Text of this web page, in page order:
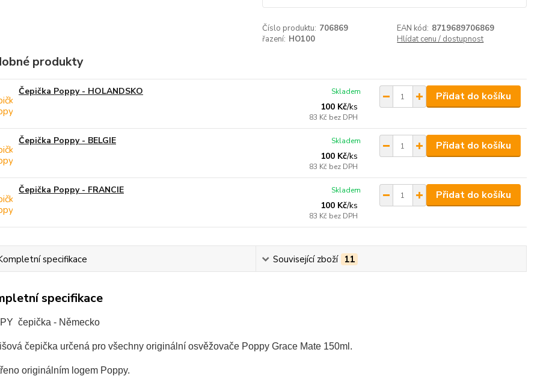
Číslo produktu: 706869 EAN kód: 8719689706869
řazení: HO100 Hlídat cenu / dostupnost
produkty
Čepička Poppy - HOLANDSKO
100 Kč/ks
83 Kč bez DPH
Skladem Přidat do košíku
Čepička Poppy - BELGIE
100 Kč/ks
83 Kč bez DPH
Skladem Přidat do košíku
Čepička Poppy - FRANCIE
100 Kč/ks
83 Kč bez DPH
Skladem Přidat do košíku
specifikace Související zboží 11
specifikace
čepička - Německo
čepička určená pro všechny originální osvěžovače Poppy Grace Mate 150ml.
originálním logem Poppy.